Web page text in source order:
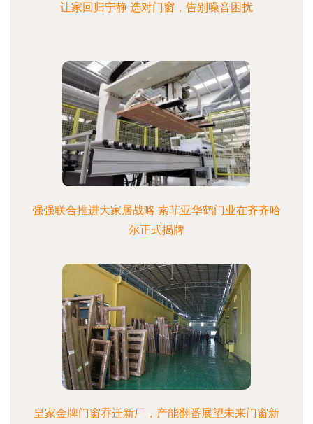
让家回归宁静 选对门窗，告别噪音困扰
强强联合推进大家居战略 索菲亚华鹤门业在齐齐哈
尔正式揭牌
皇家金牌门窗乔迁新厂，产能翻番展望未来门窗新